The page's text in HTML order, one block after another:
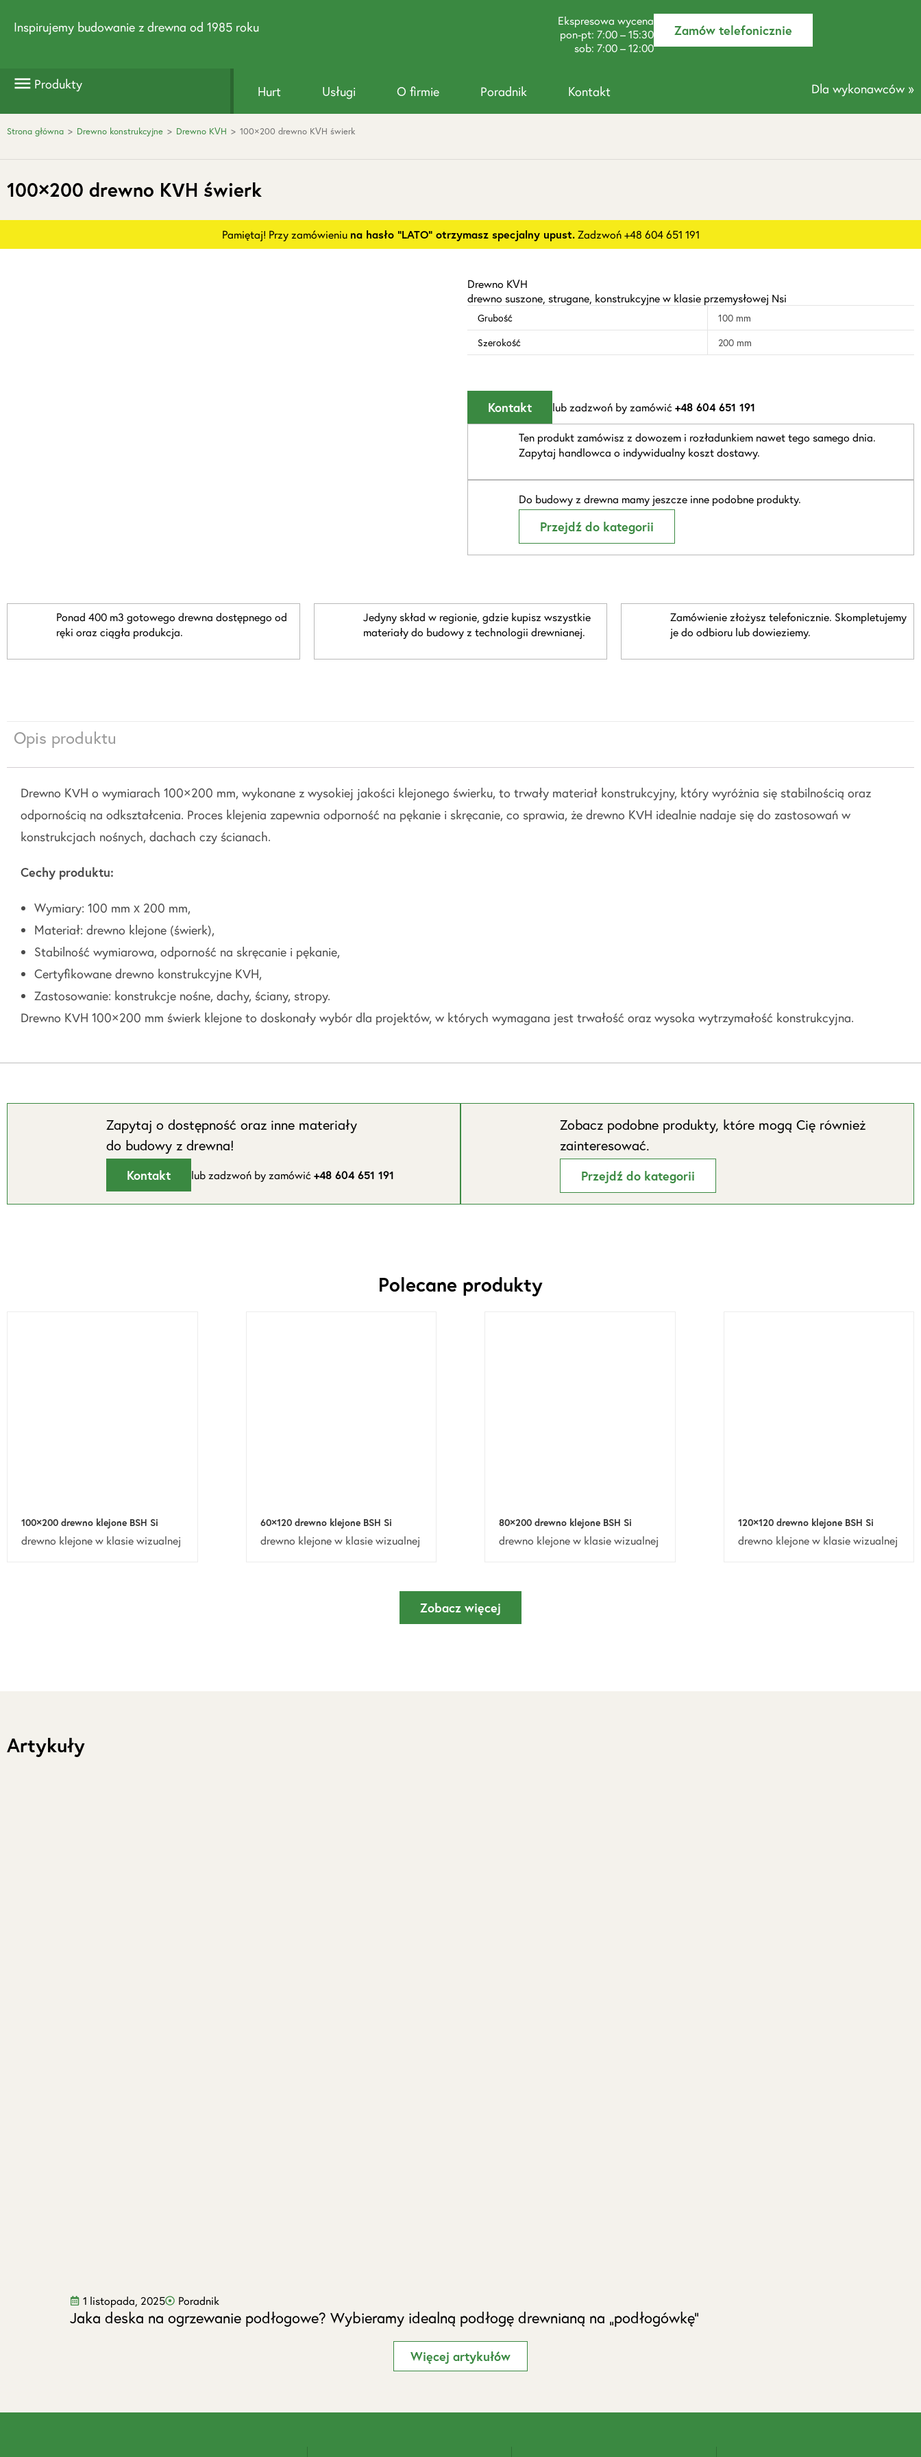
Inspirujemy budowanie z drewna od 1985 roku
Ekspresowa wycena
pon-pt: 7:00 – 15:30
sob: 7:00 – 12:00
Zamów telefonicznie
Produkty Hurt Usługi O firmie Poradnik Kontakt Dla wykonawców »
Strona główna > Drewno konstrukcyjne > Drewno KVH > 100×200 drewno KVH świerk
100×200 drewno KVH świerk
Pamiętaj! Przy zamówieniu na hasło "LATO" otrzymasz specjalny upust.Zadzwoń +48 604 651 191
Drewno KVH
drewno suszone, strugane, konstrukcyjne w klasie przemysłowej Nsi
Grubość
100 mm
Szerokość
200 mm
Kontakt lub zadzwoń by zamówić+48 604 651 191
Ten produkt zamówisz z dowozem i rozładunkiem nawet tego samego dnia.
Zapytaj handlowca o indywidualny koszt dostawy.
Do budowy z drewna mamy jeszcze inne podobne produkty.
Przejdź do kategorii
Ponad 400 m3 gotowego drewna dostępnego od
ręki oraz ciągła produkcja.
Jedyny skład w regionie, gdzie kupisz wszystkie
materiały do budowy z technologii drewnianej.
Zamówienie złożysz telefonicznie. Skompletujemy
je do odbioru lub dowieziemy.
Opis produktu
Drewno KVH o wymiarach 100×200 mm, wykonane z wysokiej jakości klejonego świerku, to trwały materiał konstrukcyjny, który wyróżnia się stabilnością oraz
odpornością na odkształcenia. Proces klejenia zapewnia odporność na pękanie i skręcanie, co sprawia, że drewno KVH idealnie nadaje się do zastosowań w
konstrukcjach nośnych, dachach czy ścianach.
Cechy produktu:
Wymiary: 100 mm x 200 mm,
Materiał: drewno klejone (świerk),
Stabilność wymiarowa, odporność na skręcanie i pękanie,
Certyfikowane drewno konstrukcyjne KVH,
Zastosowanie: konstrukcje nośne, dachy, ściany, stropy.
Drewno KVH 100×200 mm świerk klejone to doskonały wybór dla projektów, w których wymagana jest trwałość oraz wysoka wytrzymałość konstrukcyjna.
Zapytaj o dostępność oraz inne materiały
do budowy z drewna!
Kontakt lub zadzwoń by zamówić+48 604 651 191
Zobacz podobne produkty, które mogą Cię również
zainteresować.
Przejdź do kategorii
Polecane produkty
100×200 drewno klejone BSH Si
drewno klejone w klasie wizualnej
60×120 drewno klejone BSH Si
drewno klejone w klasie wizualnej
80×200 drewno klejone BSH Si
drewno klejone w klasie wizualnej
120×120 drewno klejone BSH Si
drewno klejone w klasie wizualnej
Zobacz więcej
Artykuły
1 listopada, 2025 Poradnik
Jaka deska na ogrzewanie podłogowe? Wybieramy idealną podłogę drewnianą na „podłogówkę”
Więcej artykułów